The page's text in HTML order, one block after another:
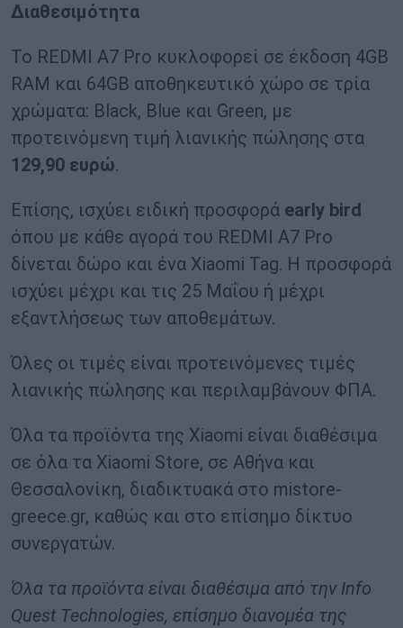
Διαθεσιμότητα
Το REDMI A7 Pro κυκλοφορεί σε έκδοση 4GB
RAM και 64GB αποθηκευτικό χώρο σε τρία
χρώματα: Black, Blue και Green, με
προτεινόμενη τιμή λιανικής πώλησης στα
129,90 ευρώ.
Επίσης, ισχύει ειδική προσφορά early bird
όπου με κάθε αγορά του REDMI A7 Pro
δίνεται δώρο και ένα Xiaomi Tag. Η προσφορά
ισχύει μέχρι και τις 25 Μαΐου ή μέχρι
εξαντλήσεως των αποθεμάτων.
Όλες οι τιμές είναι προτεινόμενες τιμές
λιανικής πώλησης και περιλαμβάνουν ΦΠΑ.
Όλα τα προϊόντα της Xiaomi είναι διαθέσιμα
σε όλα τα Xiaomi Store, σε Αθήνα και
Θεσσαλονίκη, διαδικτυακά στο mistore-
greece.gr, καθώς και στο επίσημο δίκτυο
συνεργατών.
Όλα τα προϊόντα είναι διαθέσιμα από την Info
Quest Technologies, επίσημο διανομέα της